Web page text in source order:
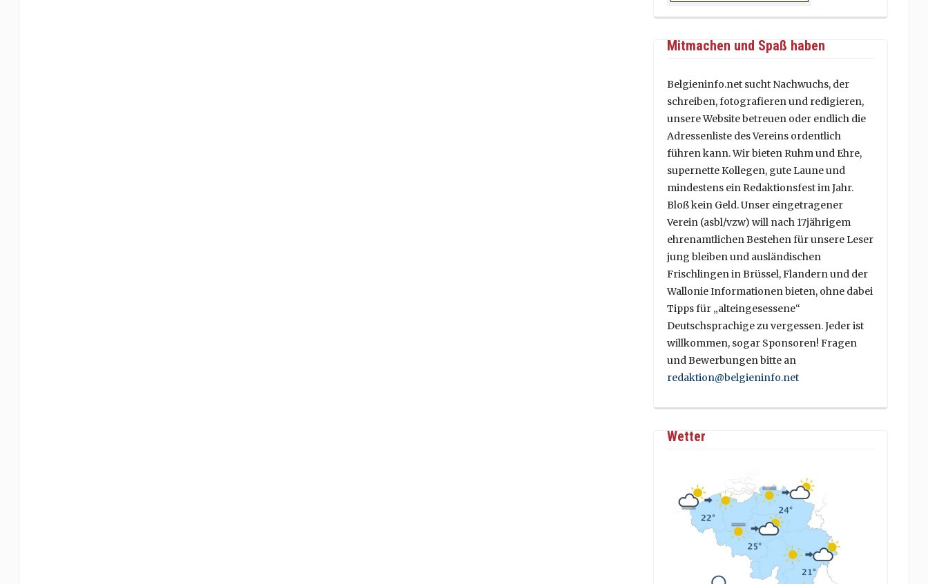
Mitmachen und Spaß haben
Belgieninfo.net sucht Nachwuchs, der
schreiben, fotografieren und redigieren,
unsere Website betreuen oder endlich die
Adressenliste des Vereins ordentlich
führen kann. Wir bieten Ruhm und Ehre,
supernette Kollegen, gute Laune und
mindestens ein Redaktionsfest im Jahr.
Bloß kein Geld. Unser eingetragener
Verein (asbl/vzw) will nach 17jährigem
ehrenamtlichen Bestehen für unsere Leser
jung bleiben und ausländischen
Frischlingen in Brüssel, Flandern und der
Wallonie Informationen bieten, ohne dabei
Tipps für „alteingesessene“
Deutschsprachige zu vergessen. Jeder ist
willkommen, sogar Sponsoren! Fragen
und Bewerbungen bitte an
redaktion@belgieninfo.net
Wetter